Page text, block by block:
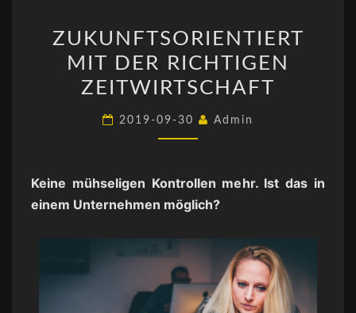
MIT
DER
RICHTIGEN
ZUKUNFTSORIENTIERT
MIT DER RICHTIGEN
ZEITWIRTSCHAFT
2019-09-30 Admin
Keine mühseligen Kontrollen mehr. Ist das in
einem Unternehmen möglich?